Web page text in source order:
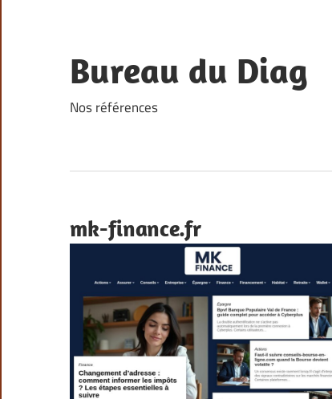
content
Bureau du Diag
Nos références
mk-finance.fr